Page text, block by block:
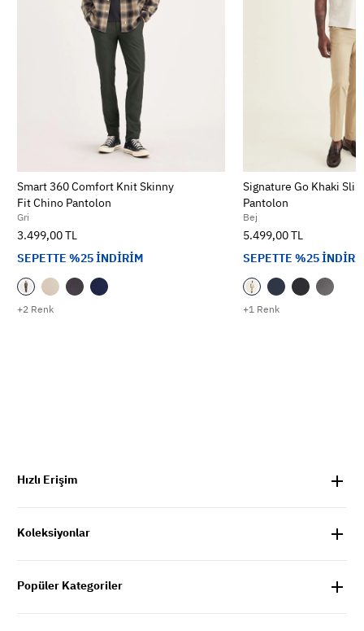
+2 Renk
Smart 360 Comfort Knit Skinny
Fit Chino Pantolon
Gri
3.499,00 TL
SEPETTE %25 İNDİRİM
+1 Renk
Signature Go Khaki
Pantolon
Bej
5.499,00 TL
SEPETTE %25
Hızlı Erişim
Koleksiyonlar
Popüler Kategoriler